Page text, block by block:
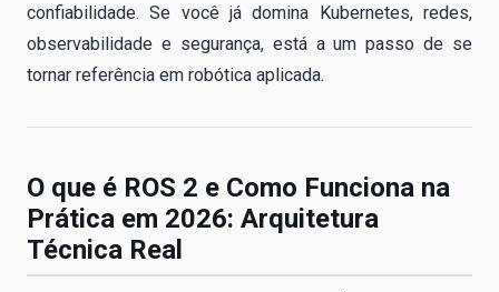
confiabilidade. Se você já domina Kubernetes, redes,
observabilidade e segurança, está a um passo de se
tornar referência em robótica aplicada.
O que é ROS 2 e Como Funciona na
Prática em 2026: Arquitetura
Técnica Real